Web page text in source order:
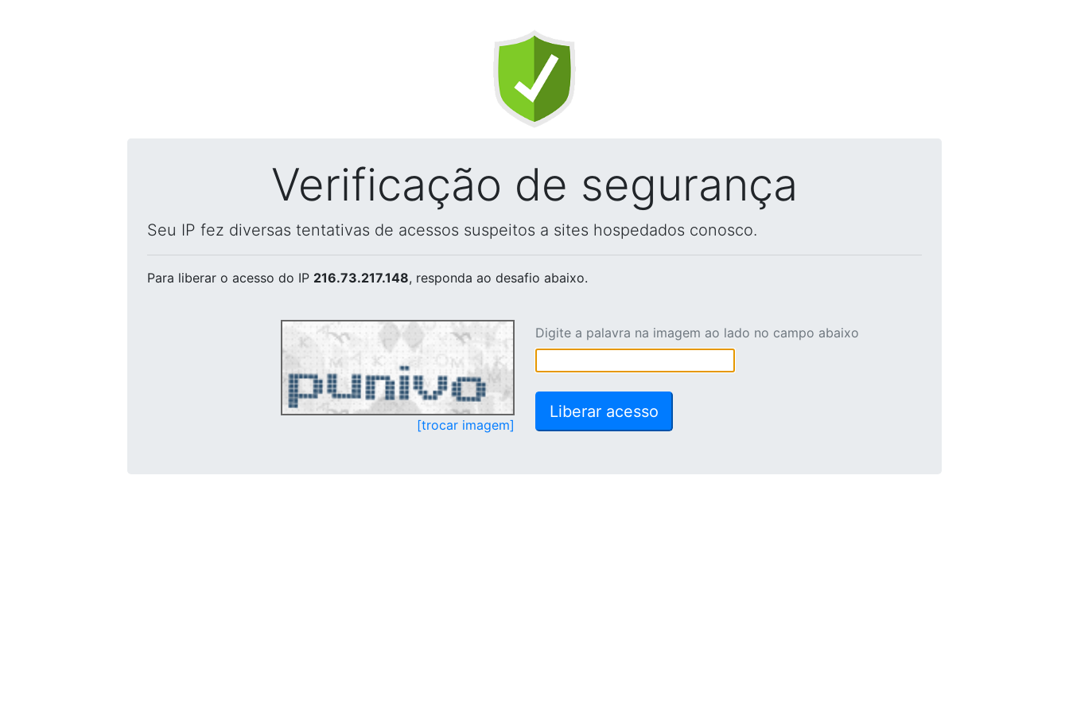
Verificação de segurança
Seu IP fez diversas tentativas de acessos suspeitos a sites hospedados conosco.
Para liberar o acesso do IP 216.73.217.148, responda ao desafio abaixo.
[trocar imagem]
Digite a palavra na imagem ao lado no campo abaixo